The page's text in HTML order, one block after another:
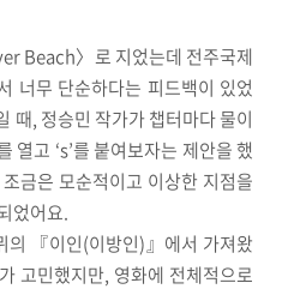
Beach〉로 지었는데 전주국제
너무 단순하다는 피드백이 있었
때, 정승민 작가가 챕터마다 물이
열고 ‘s’를 붙여보자는 제안을 했
금은 모순적이고 이상한 지점을
었어요.
의 『이인(이방인)』에서 가져왔
고민했지만, 영화에 전체적으로